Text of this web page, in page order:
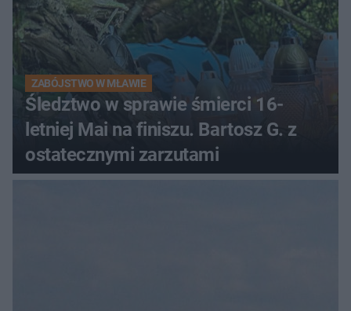
ZABÓJSTWO W MŁAWIE
Śledztwo w sprawie śmierci 16-
letniej Mai na finiszu. Bartosz G. z
ostatecznymi zarzutami